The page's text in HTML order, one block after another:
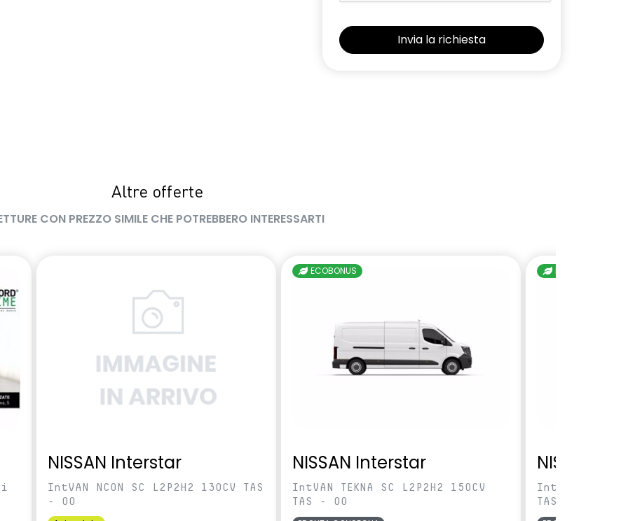
Altre offerte
CON PREZZO SIMILE CHE POTREBBERO INTERESSARTI
NISSAN Interstar
IntVAN NCON SC L2P2H2 130CV TAS
- 00
ECOBONUS
NISSAN Interstar
IntVAN TEKNA SC L2P2H2 150CV
TAS - 00
ECOBONUS
NISSAN
IntVAN TEKNA
TAS - 00